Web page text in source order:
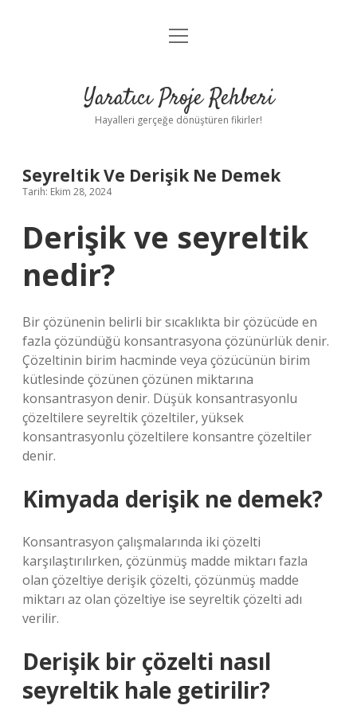
Anasayfa
Yasal Uyarı
menüyü
Yaratıcı Proje Rehberi
Hayalleri gerçeğe dönüştüren fikirler!
Seyreltik Ve Derişik Ne Demek
Tarih: Ekim 28, 2024
Derişik ve seyreltik
nedir?
Bir çözünenin belirli bir sıcaklıkta bir çözücüde en
fazla çözündüğü konsantrasyona çözünürlük denir.
Çözeltinin birim hacminde veya çözücünün birim
kütlesinde çözünen çözünen miktarına
konsantrasyon denir. Düşük konsantrasyonlu
çözeltilere seyreltik çözeltiler, yüksek
konsantrasyonlu çözeltilere konsantre çözeltiler
denir.
Kimyada derişik ne demek?
Konsantrasyon çalışmalarında iki çözelti
karşılaştırılırken, çözünmüş madde miktarı fazla
olan çözeltiye derişik çözelti, çözünmüş madde
miktarı az olan çözeltiye ise seyreltik çözelti adı
verilir.
Derişik bir çözelti nasıl
seyreltik hale getirilir?